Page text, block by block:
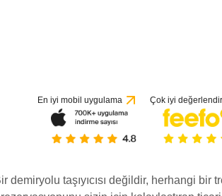
En iyi mobil uygulama Çok iyi
taşıyıcısı değildir, herhangi bir